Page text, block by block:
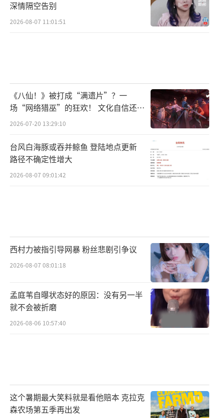
通过“固定起床点”倒逼生物钟稳定，逐渐让
入睡时间自然提前（而非强行干预）；
即使“早睡”但总醒、白天疲惫，反而需要调
整作息逻辑。（责任编辑：zx0176）
深情隔空告别
2026-08-07 11:01:51
《八仙！》被打成“满遗片”？一
场“网络猎巫”的狂欢！ 文化自信还是
焦虑？
2026-07-20 13:29:10
台风白海豚或吞并鲸鱼 登陆地点更新
路径不确定性增大
2026-08-07 09:01:42
西村力被指引导网暴 粉丝悲剧引争议
2026-08-07 08:01:18
孟庭苇自曝状态好的原因：没有另一半
就不会被折磨
2026-08-06 10:57:40
这个暑期最大笑料就是看他赔本 克拉克
森农场第五季再出发